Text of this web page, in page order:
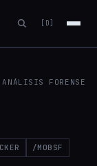
[D]
FORENSE
/MOBSF